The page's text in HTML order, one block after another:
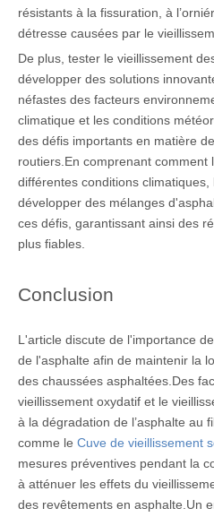
résistants à la fissuration, à
détresse causées par le
De plus, tester le vieillissement
développer des solutions
néfastes des facteurs
climatique et les conditions
des défis importants en matière
routiers.En comprenant comment
différentes conditions
développer des mélanges
ces défis, garantissant ainsi des
plus fiables.
Conclusion
L'article discute de l'importance
de l'asphalte afin de maintenir la
des chaussées asphaltées.Des
vieillissement oxydatif et le
à la dégradation de l’asphalte au
comme le Cuve de vieillissement
mesures préventives pendant la
à atténuer les effets du
des revêtements en asphalte.Un